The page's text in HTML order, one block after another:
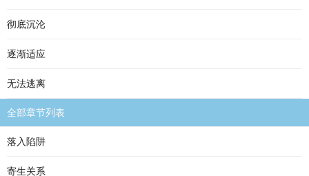
彻底沉沦
逐渐适应
无法逃离
全部章节列表
落入陷阱
寄生关系